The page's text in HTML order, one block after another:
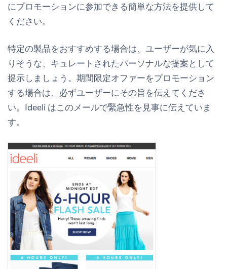
にプロモーションに参加できる簡単な方法を提供して
ください。
特定の製品をおすすめする場合は、ユーザーが気に入
りそうな、キュレートされたパーソナルな提案として
提示しましょう。期間限定オファーをプロモーション
する場合は、必ずユーザーにその旨を伝えてくださ
い。Ideeli はこのメールで緊急性を見事に伝えていま
す。